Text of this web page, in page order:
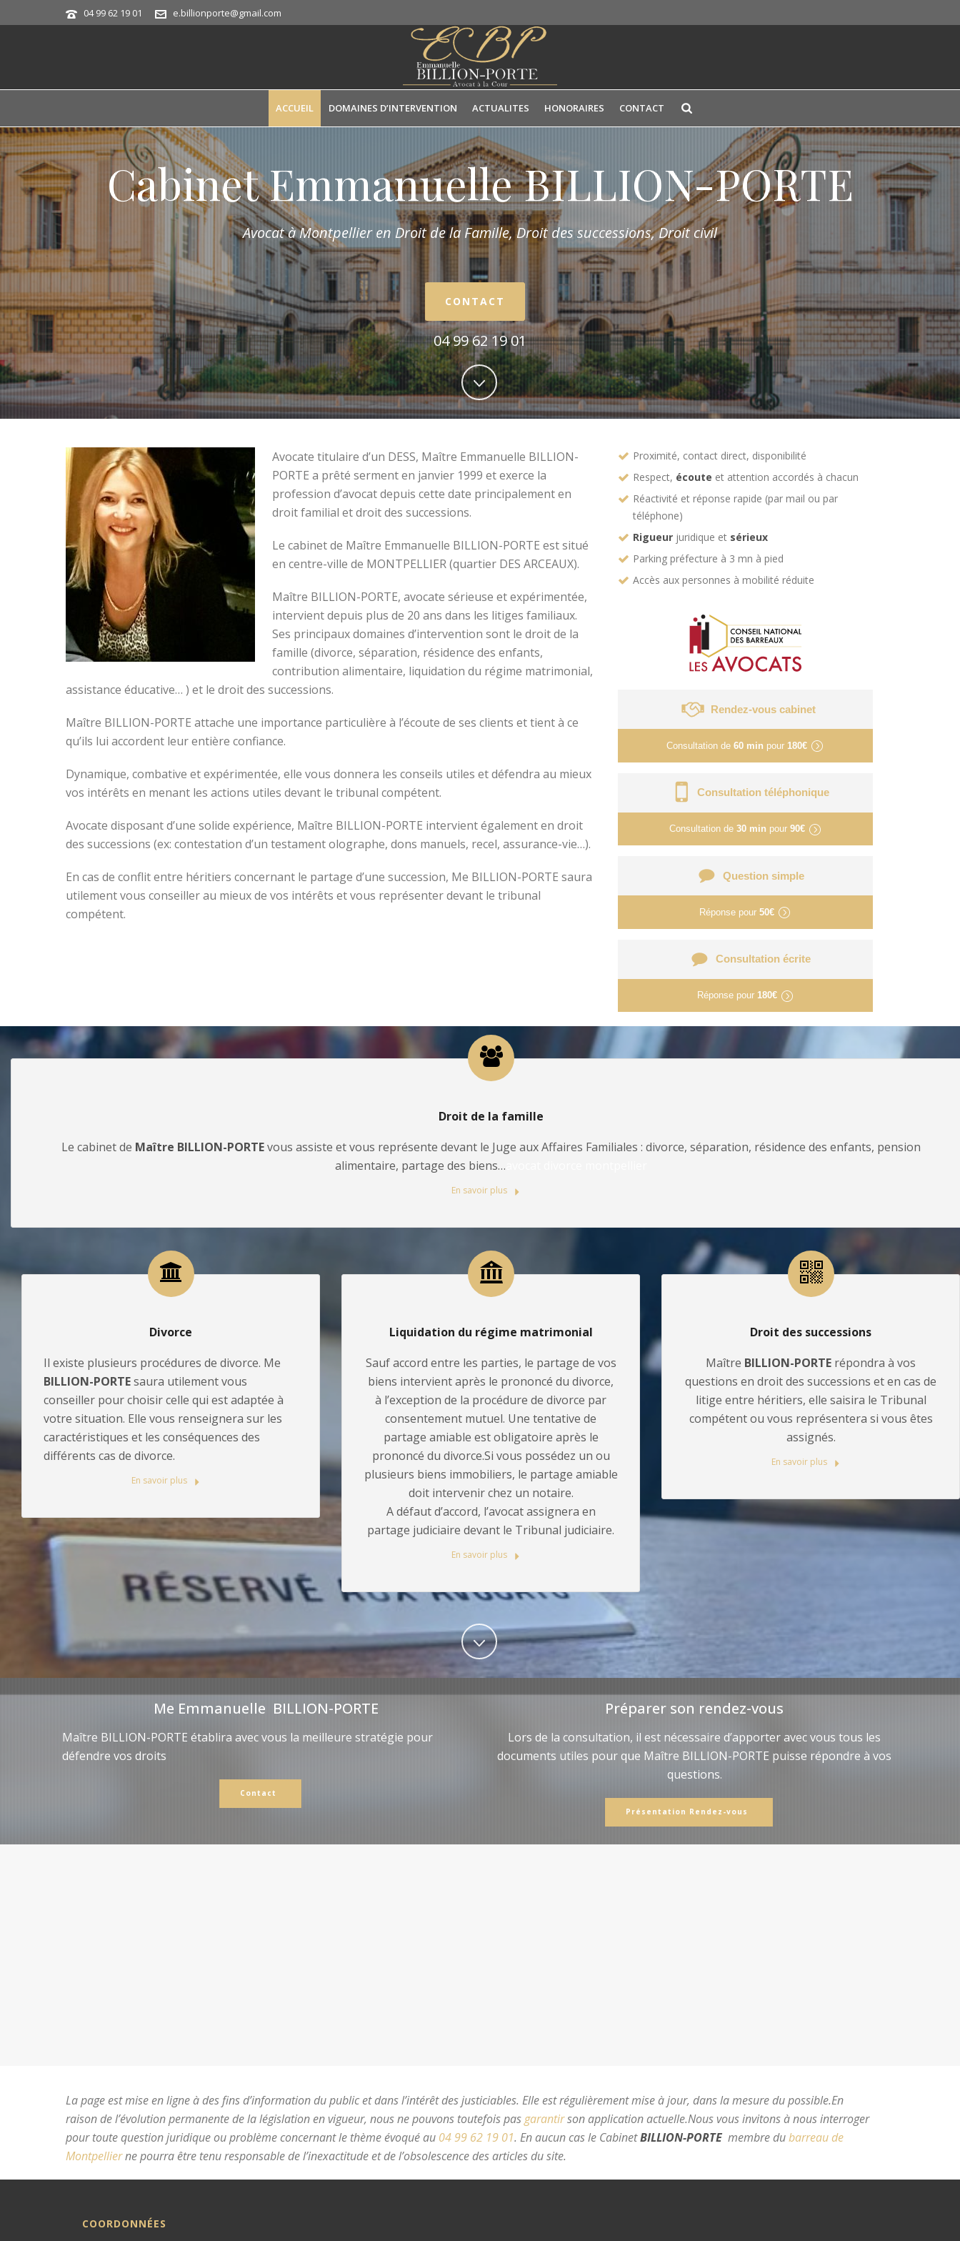
04 99 62 19 01 e.billionporte@gmail.com
ACCUEIL DOMAINES D’INTERVENTION ACTUALITES HONORAIRES CONTACT
Cabinet Emmanuelle BILLION-PORTE
Avocat à Montpellier en Droit de la Famille,Droit des successions, Droit civil
CONTACT
04 99 62 19 01
Avocate titulaire d’un DESS, Maître Emmanuelle BILLION-
PORTE a prêté serment en janvier 1999 et exerce la
profession d’avocat depuis cette date principalement en
droit familial et droit des successions.
Le cabinet de Maître Emmanuelle BILLION-PORTE est situé
en centre-ville de MONTPELLIER (quartier DES ARCEAUX).
Maître BILLION-PORTE, avocate sérieuse et expérimentée,
intervient depuis plus de 20 ans dans les litiges familiaux.
Ses principaux domaines d’intervention sont le droit de la
famille (divorce, séparation, résidence des enfants,
contribution alimentaire, liquidation du régime matrimonial,
assistance éducative… ) et le droit des successions.
Maître BILLION-PORTE attache une importance particulière à l’écoute de ses clients et tient à ce
qu’ils lui accordent leur entière confiance.
Dynamique, combative et expérimentée, elle vous donnera les conseils utiles et défendra au mieux
vos intérêts en menant les actions utiles devant le tribunal compétent.
Avocate disposant d’une solide expérience, Maître BILLION-PORTE intervient également en droit
des successions (ex: contestation d’un testament olographe, dons manuels, recel, assurance-vie…).
En cas de conflit entre héritiers concernant le partage d’une succession, Me BILLION-PORTE saura
utilement vous conseiller au mieux de vos intérêts et vous représenter devant le tribunal
compétent.
Proximité, contact direct, disponibilité
Respect, écoute et attention accordés à chacun
Réactivité et réponse rapide (par mail ou par
téléphone)
Rigueur juridique et sérieux
Parking préfecture à 3 mn à pied
Accès aux personnes à mobilité réduite
Rendez-vous cabinet
Consultation de60 min pour 180€
Consultation téléphonique
Consultation de 30 min pour 90€
Question simple
Réponse pour50€
Consultation écrite
Réponse pour 180€
Droit de la famille
Le cabinet de Maître BILLION-PORTEvous assiste et vous représente devant le Juge aux Affaires Familiales : divorce, séparation, résidence des enfants, pension
alimentaire, partage des biens…
En savoir plus
Divorce
Il existe plusieurs procédures de divorce. Me
BILLION-PORTEsaura utilement vous
conseiller pour choisir celle qui est adaptée à
votre situation. Elle vous renseignera sur les
caractéristiques et les conséquences des
différents cas de divorce.
En savoir plus
Liquidation du régime matrimonial
Sauf accord entre les parties, le partage de vos
biens intervient après le prononcé du divorce,
à l’exception de la procédure de divorce par
consentement mutuel. Une tentative de
partage amiable est obligatoire après le
prononcé du divorce.Si vous possédez un ou
plusieurs biens immobiliers, le partage amiable
doit intervenir chez un notaire.
A défaut d’accord, l’avocat assignera en
partage judiciaire devant le Tribunal judiciaire.
En savoir plus
Droit des successions
Maître BILLION-PORTE répondra à vos
questions en droit des successions et en cas de
litige entre héritiers, elle saisira le Tribunal
compétent ou vous représentera si vous êtes
assignés.
En savoir plus
Me Emmanuelle BILLION-PORTE
Maître BILLION-PORTE établira avec vous la meilleure stratégie pour
défendre vos droits
Contact
Préparer son rendez-vous
Lors de la consultation, il est nécessaire d’apporter avec vous tous les
documents utiles pour que Maître BILLION-PORTE puisse répondre à vos
questions.
Présentation Rendez-vous
La page est mise en ligne à des fins d’information du public et dans l’intérêt des justiciables. Elle est régulièrement mise à jour, dans la mesure du possible.En
raison de l’évolution permanente de la législation en vigueur, nous ne pouvons toutefois pasgarantirson application actuelle.Nous vous invitons à nous interroger
pour toute question juridique ou problème concernant le thème évoqué au 04 99 62 19 01. En aucun cas le CabinetBILLION-PORTE membre dubarreau de
Montpellierne pourra être tenu responsable de l’inexactitude et de l’obsolescence des articles du site.
COORDONNÉES